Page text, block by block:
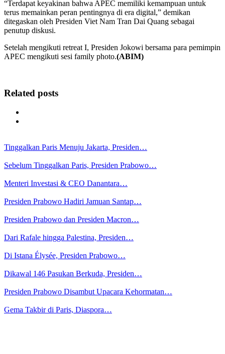
“Terdapat keyakinan bahwa APEC memiliki kemampuan untuk
terus memainkan peran pentingnya di era digital,” demikan
ditegaskan oleh Presiden Viet Nam Tran Dai Quang sebagai
penutup diskusi.
Setelah mengikuti retreat I, Presiden Jokowi bersama para pemimpin
APEC mengikuti sesi family photo.(ABIM)
Related posts
Tinggalkan Paris Menuju Jakarta, Presiden…
Sebelum Tinggalkan Paris, Presiden Prabowo…
Menteri Investasi & CEO Danantara…
Presiden Prabowo Hadiri Jamuan Santap…
Presiden Prabowo dan Presiden Macron…
Dari Rafale hingga Palestina, Presiden…
Di Istana Élysée, Presiden Prabowo…
Dikawal 146 Pasukan Berkuda, Presiden…
Presiden Prabowo Disambut Upacara Kehormatan…
Gema Takbir di Paris, Diaspora…